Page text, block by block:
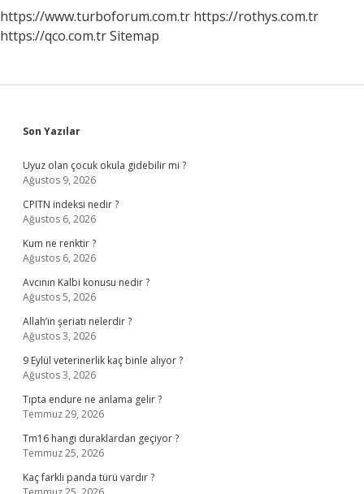
https://www.turboforum.com.tr https://rothys.com.tr
https://qco.com.trSitemap
Sidebar
Son Yazılar
Uyuz olan çocuk okula gidebilir mi ?
Ağustos 9, 2026
CPITN indeksi nedir ?
Ağustos 6, 2026
Kum ne renktir ?
Ağustos 6, 2026
Avcının Kalbi konusu nedir ?
Ağustos 5, 2026
Allah’ın şeriatı nelerdir ?
Ağustos 3, 2026
9 Eylül veterinerlik kaç binle alıyor ?
Ağustos 3, 2026
Tıpta endure ne anlama gelir ?
Temmuz 29, 2026
Tm16 hangi duraklardan geçiyor ?
Temmuz 25, 2026
Kaç farklı panda türü vardır ?